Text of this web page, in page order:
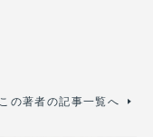
この著者の記事一覧へ